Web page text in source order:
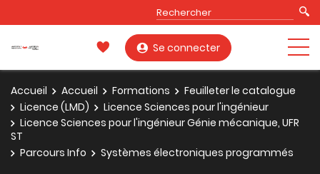
Se connecter
Accueil Accueil Formations
Feuilleter le catalogue
Licence (LMD)
Licence Sciences pour l'ingénieur
Licence Sciences pour l'ingénieur Génie mécanique, UFR
ST
Parcours Info
Systèmes électroniques programmés